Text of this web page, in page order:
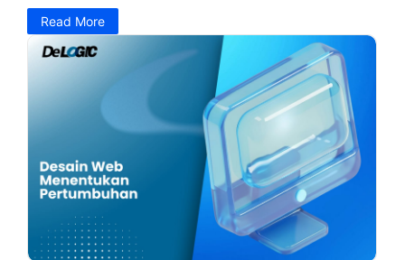
Read More